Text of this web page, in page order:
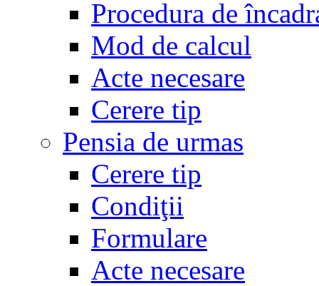
Procedura de
Mod de calcul
Acte necesare
Cerere tip
Pensia de urmas
Cerere tip
Condiţii
Formulare
Acte necesare